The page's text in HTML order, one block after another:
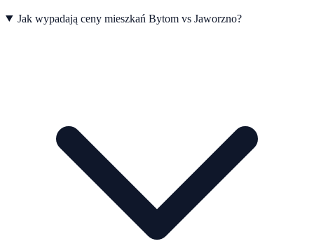
Jak wypadają ceny mieszkań Bytom vs Jaworzno?